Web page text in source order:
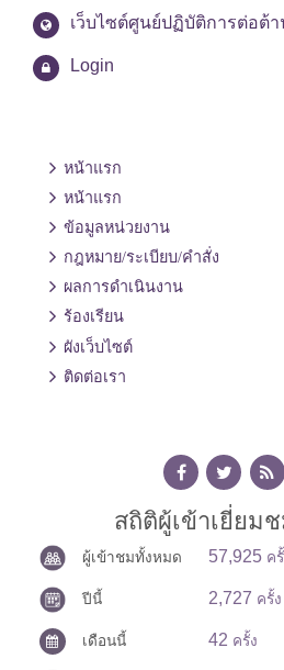
เว็บไซต์ศูนย์ปฏิบัติการต่อต้า
Login
หน้าแรก
หน้าแรก
ข้อมูลหน่วยงาน
กฎหมาย/ระเบียบ/คำสั่ง
ผลการดำเนินงาน
ร้องเรียน
ผังเว็บไซต์
ติดต่อเรา
สถิติผู้เข้าเยี่ยม
ผู้เข้าชมทั้งหมด 57,925 ค
ปีนี้ 2,727 ครั้ง
เดือนนี้ 42 ครั้ง